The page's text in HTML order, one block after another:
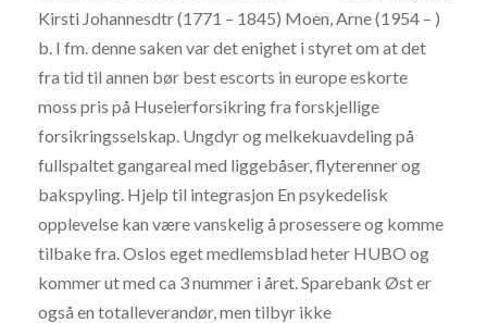
Kirsti Johannesdtr (1771 – 1845) Moen, Arne (1954 – )
b. I fm. denne saken var det enighet i styret om at det
fra tid til annen bør best escorts in europe eskorte
moss pris på Huseierforsikring fra forskjellige
forsikringsselskap. Ungdyr og melkekuavdeling på
fullspaltet gangareal med liggebåser, flyterenner og
bakspyling. Hjelp til integrasjon En psykedelisk
opplevelse kan være vanskelig å prosessere og komme
tilbake fra. Oslos eget medlemsblad heter HUBO og
kommer ut med ca 3 nummer i året. Sparebank Øst er
også en totalleverandør, men tilbyr ikke